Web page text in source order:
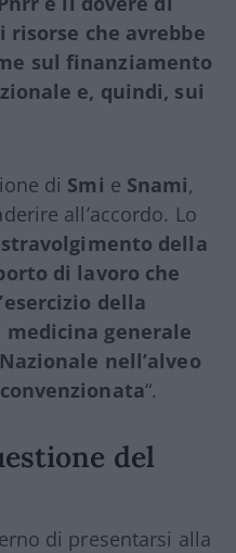
che avrebbe
sul finanziamento
e, quindi, sui
di Smi e Snami,
all’accordo. Lo
della
di lavoro che
della
generale
nell’alveo
“.
del
di presentarsi alla